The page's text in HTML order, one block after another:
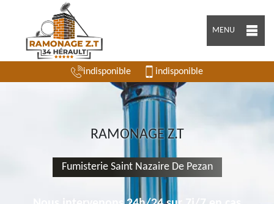
MENU
indisponible indisponible
RAMONAGE Z.T
Fumisterie Saint Nazaire De Pezan